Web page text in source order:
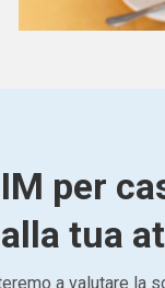
per
tua
a valutare la